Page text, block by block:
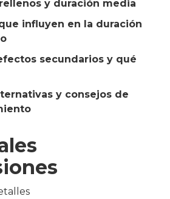
y duración media
influyen en la duración
secundarios y qué
y consejos de